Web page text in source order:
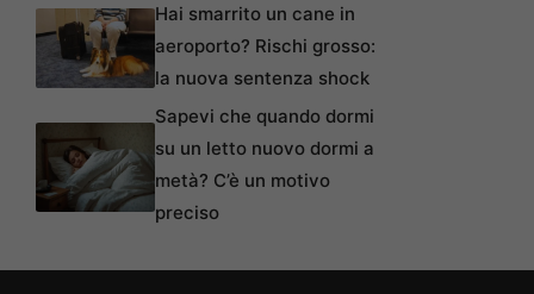
Hai smarrito un cane in
aeroporto? Rischi grosso:
la nuova sentenza shock
Sapevi che quando dormi
su un letto nuovo dormi a
metà? C’è un motivo
preciso